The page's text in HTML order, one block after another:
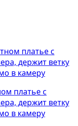
платье с
держит ветку
в камеру